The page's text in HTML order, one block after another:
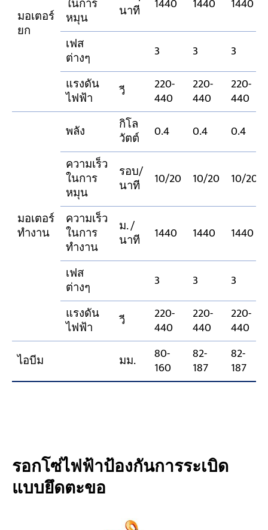
มอเตอร์
ยก
หมุน นาที
เฟส
ต่างๆ 3 3
3
แรงดัน
ไฟฟ้า วี 220-
440
220-
440
220-
440
มอเตอร์
ทำงาน
พลัง กิโล
วัตต์ 0.4 0.4
0.4
ความเร็ว
ในการ
หมุน
รอบ/
นาที 10/20 10/20 10/20
ความเร็ว
ในการ
ทำงาน
ม. /
นาที 1440 1440 1440
เฟส
ต่างๆ 3 3
3
แรงดัน
ไฟฟ้า วี 220-
440
220-
440
220-
440
ไอบีม
มม. 80-
160
82-
187
82-
187
รอกโซ่ไฟฟ้าป้องกันการระเบิด
แบบยึดตะขอ